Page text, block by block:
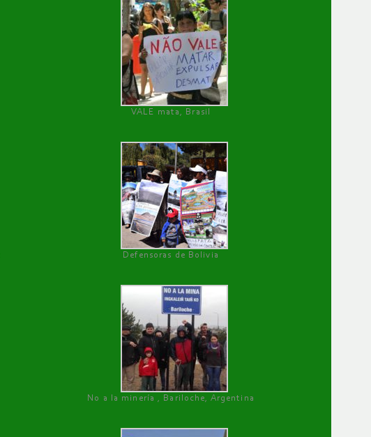
VALE mata, Brasil
Defensoras de Bolivia
No a la minería , Bariloche, Argentina